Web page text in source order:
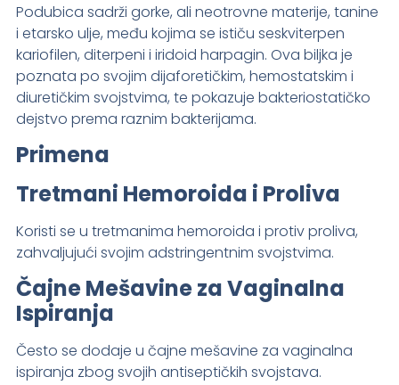
Podubica sadrži gorke, ali neotrovne materije, tanine
i etarsko ulje, među kojima se ističu seskviterpen
kariofilen, diterpeni i iridoid harpagin. Ova biljka je
poznata po svojim dijaforetičkim, hemostatskim i
diuretičkim svojstvima, te pokazuje bakteriostatičko
dejstvo prema raznim bakterijama.
Primena
Tretmani Hemoroida i Proliva
Koristi se u tretmanima hemoroida i protiv proliva,
zahvaljujući svojim adstringentnim svojstvima.
Čajne Mešavine za Vaginalna
Ispiranja
Često se dodaje u čajne mešavine za vaginalna
ispiranja zbog svojih antiseptičkih svojstava.